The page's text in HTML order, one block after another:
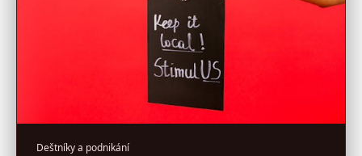
Deštníky a podnikání